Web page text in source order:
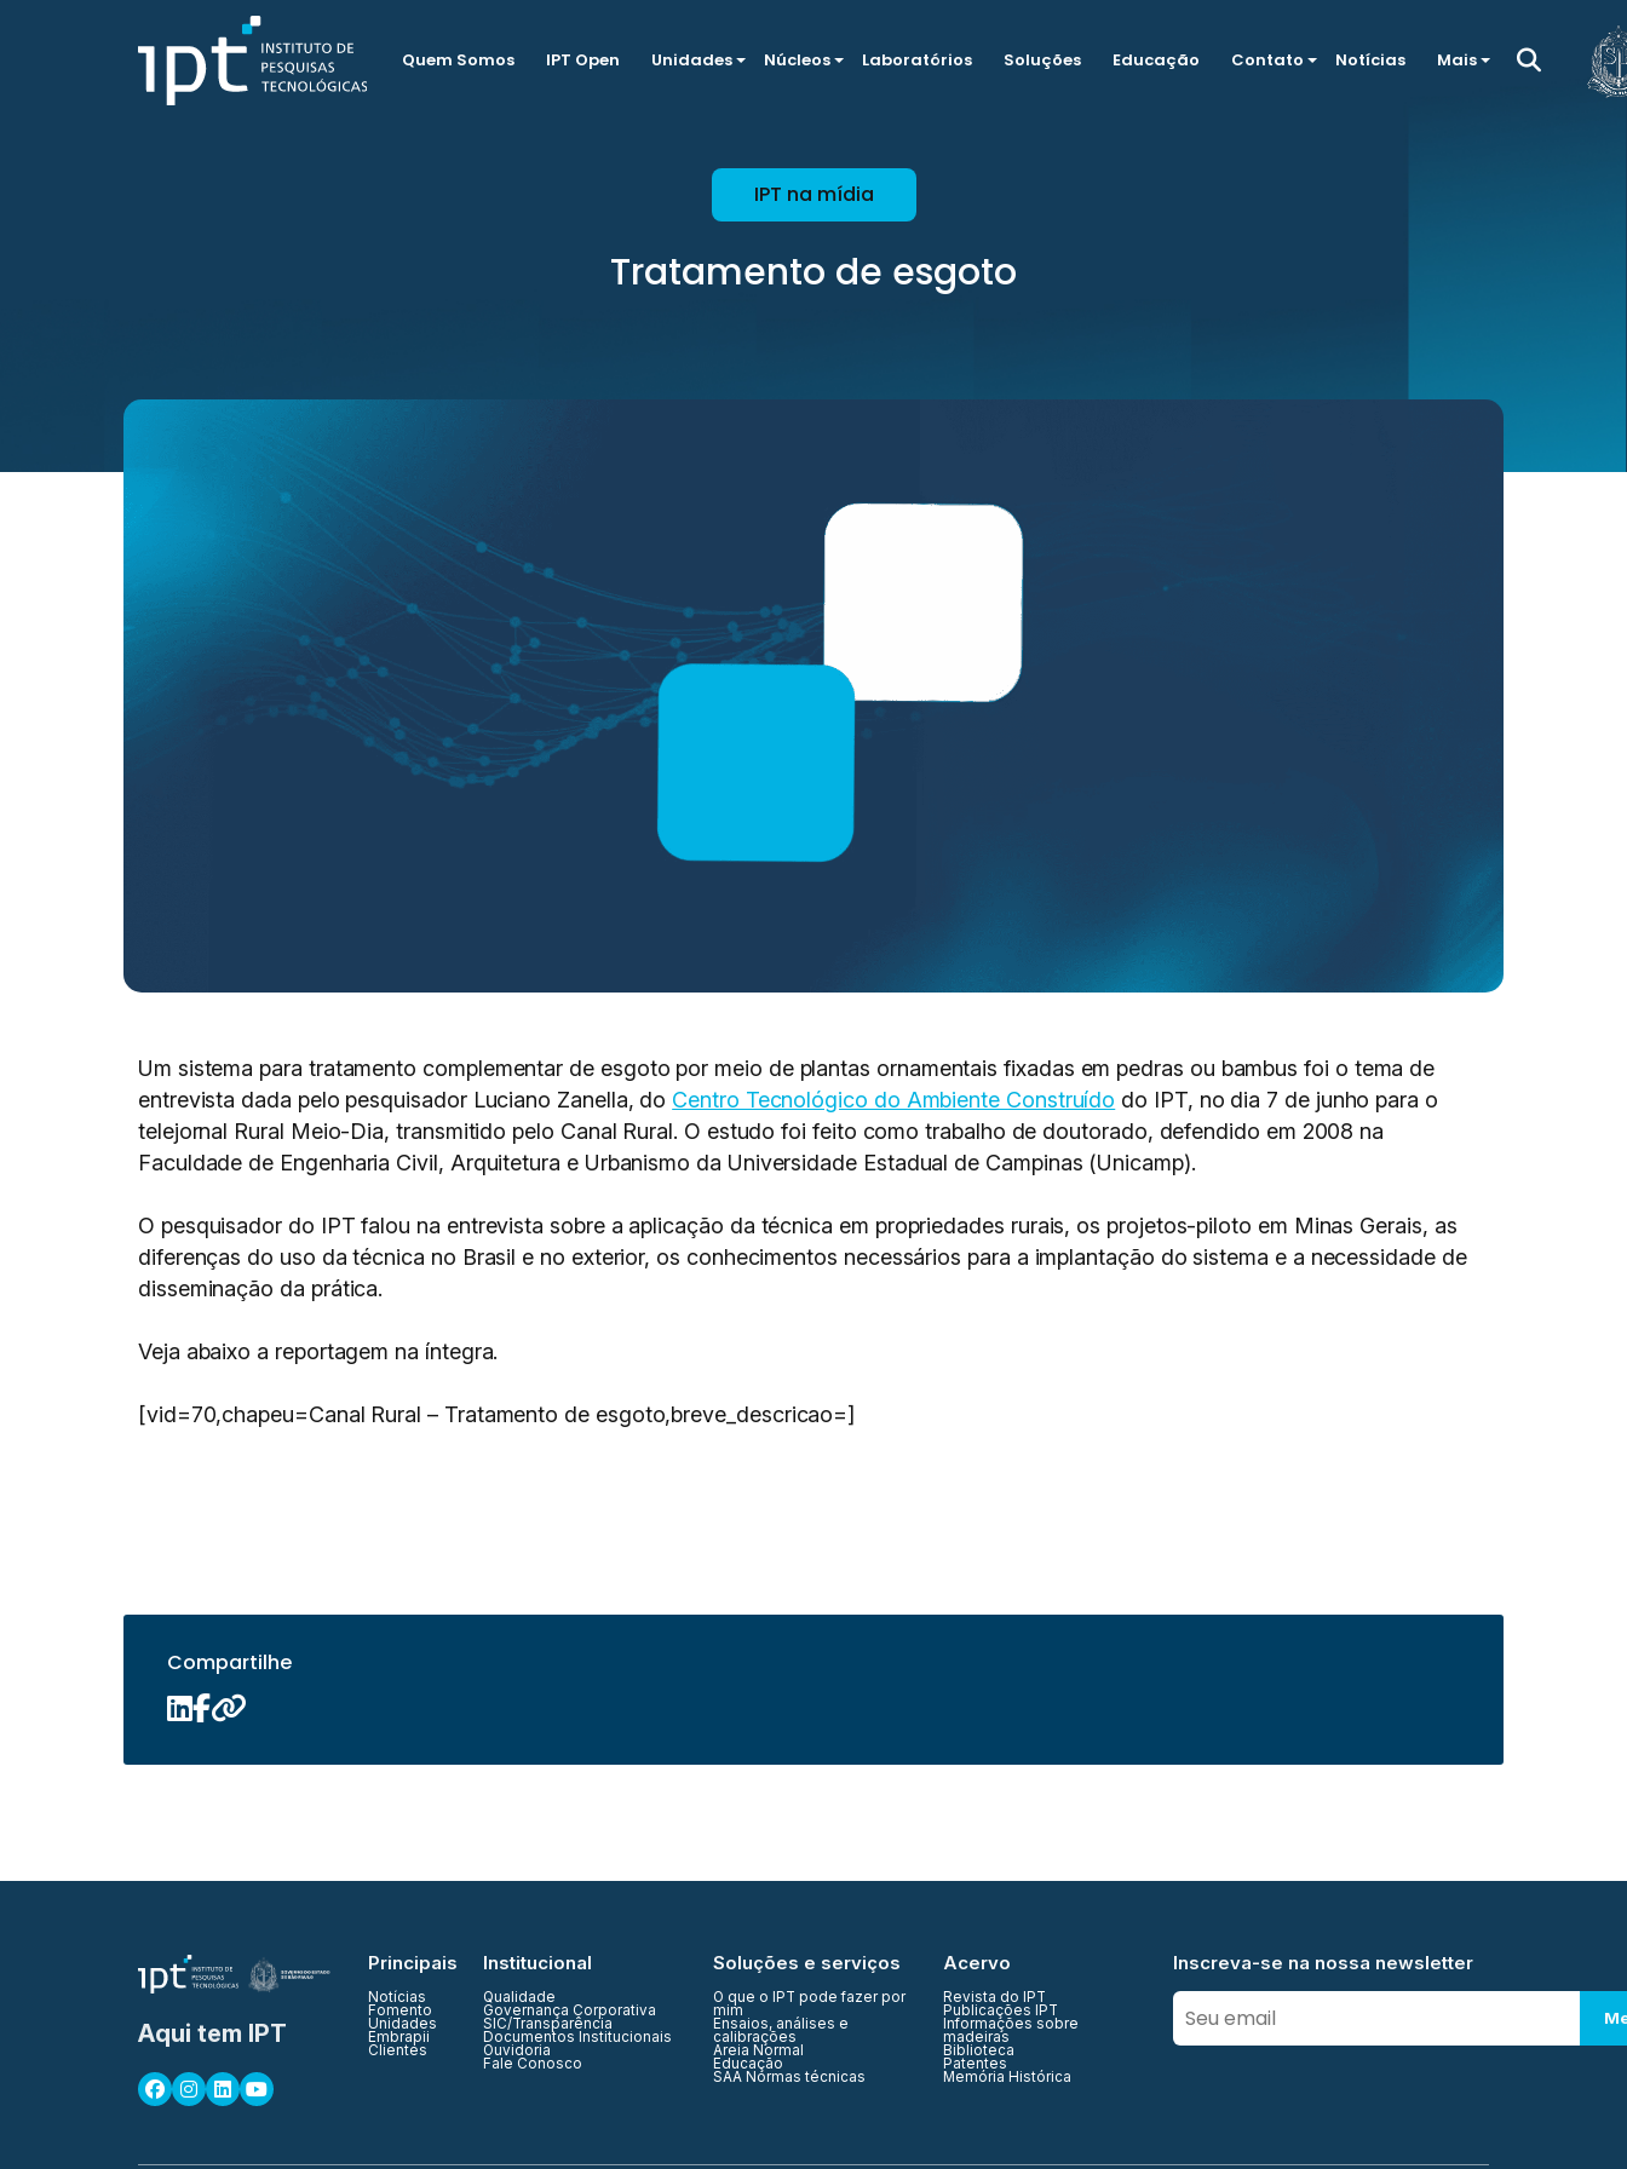
Quem Somos IPT Open Unidades Núcleos Laboratórios Soluções Educação Contato Notícias Mais
IPT na mídia
Tratamento de esgoto
Um sistema para tratamento complementar de esgoto por meio de plantas ornamentais fixadas em pedras ou bambus foi o tema de
entrevista dada pelo pesquisador Luciano Zanella, do Centro Tecnológico do Ambiente Construído do IPT, no dia 7 de junho para o
telejornal Rural Meio-Dia, transmitido pelo Canal Rural. O estudo foi feito como trabalho de doutorado, defendido em 2008 na
Faculdade de Engenharia Civil, Arquitetura e Urbanismo da Universidade Estadual de Campinas (Unicamp).
O pesquisador do IPT falou na entrevista sobre a aplicação da técnica em propriedades rurais, os projetos-piloto em Minas Gerais, as
diferenças do uso da técnica no Brasil e no exterior, os conhecimentos necessários para a implantação do sistema e a necessidade de
disseminação da prática.
Veja abaixo a reportagem na íntegra.
[vid=70,chapeu=Canal Rural – Tratamento de esgoto,breve_descricao=]
Compartilhe
Aqui tem IPT
Principais
Notícias
Fomento
Unidades
Embrapii
Clientes
Institucional
Qualidade
Governança Corporativa
SIC/Transparência
Documentos Institucionais
Ouvidoria
Fale Conosco
Soluções e serviços
O que o IPT pode fazer por
mim
Ensaios, análises e
calibrações
Areia Normal
Educação
SAA Normas técnicas
Acervo
Revista do IPT
Publicações IPT
Informações sobre
madeiras
Biblioteca
Patentes
Memória Histórica
Inscreva-se na nossa newsletter